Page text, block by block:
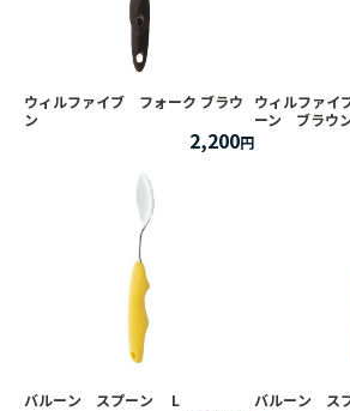
ウィルファイブ フォーク ブラウ
ン
2,200
ウィルファ
ーン ブラウ
バルーン スプーン L バルーン ス